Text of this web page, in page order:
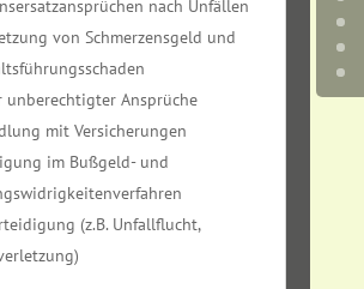
nach Unfällen
von Schmerzensgeld und
unberechtigter Ansprüche
mit Versicherungen
im Bußgeld- und
(z.B. Unfallflucht,